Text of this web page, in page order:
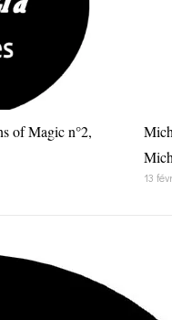
of Magic n°2,
13